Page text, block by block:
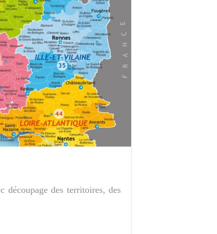
découpage des territoires, des